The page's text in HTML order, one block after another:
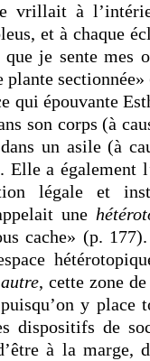
vrillait à
et à chaque
que je sente
plante
qui épouvante
son corps (à
un asile (à
Elle a également
légale et
une
cache» (p.
, cette zone
y place
dispositifs de
à la marge,